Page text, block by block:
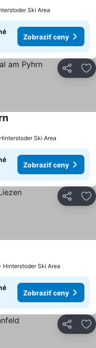
Ski Area
Zobraziť ceny
Zdieľať
Ski Area
Zobraziť ceny
Zdieľať
Hinterstoder Ski Area
Zobraziť ceny
Zdieľať